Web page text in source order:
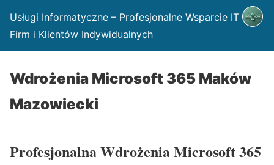
Usługi Informatyczne – Profesjonalne Wsparcie IT dla
Firm i Klientów Indywidualnych
Wdrożenia Microsoft 365 Maków
Mazowiecki
Profesjonalna Wdrożenia Microsoft 365